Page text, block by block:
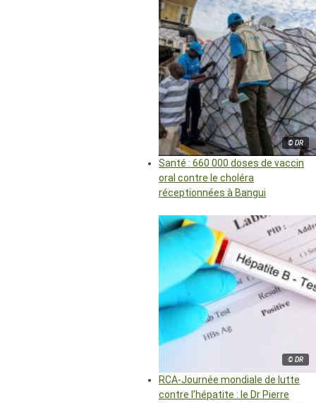
© DR
Santé : 660 000 doses de vaccin
oral contre le choléra
réceptionnées à Bangui
© DR
RCA-Journée mondiale de lutte
contre l’hépatite : le Dr Pierre